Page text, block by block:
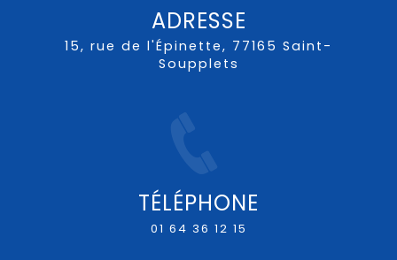
ADRESSE
15, rue de l'Épinette, 77165 Saint-
Soupplets
TÉLÉPHONE
01 64 36 12 15